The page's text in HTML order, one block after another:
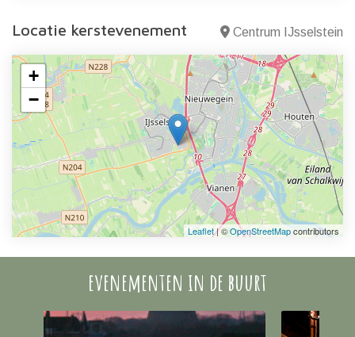
Locatie kerstevenement Centrum IJsselstein
+
−
Leaflet| ©OpenStreetMapcontributors
evenementen in de buurt